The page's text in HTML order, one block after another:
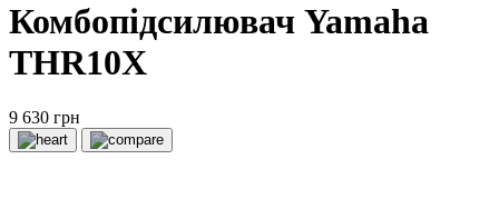
Комбопідсилювач Yamaha
THR10X
9 630 грн